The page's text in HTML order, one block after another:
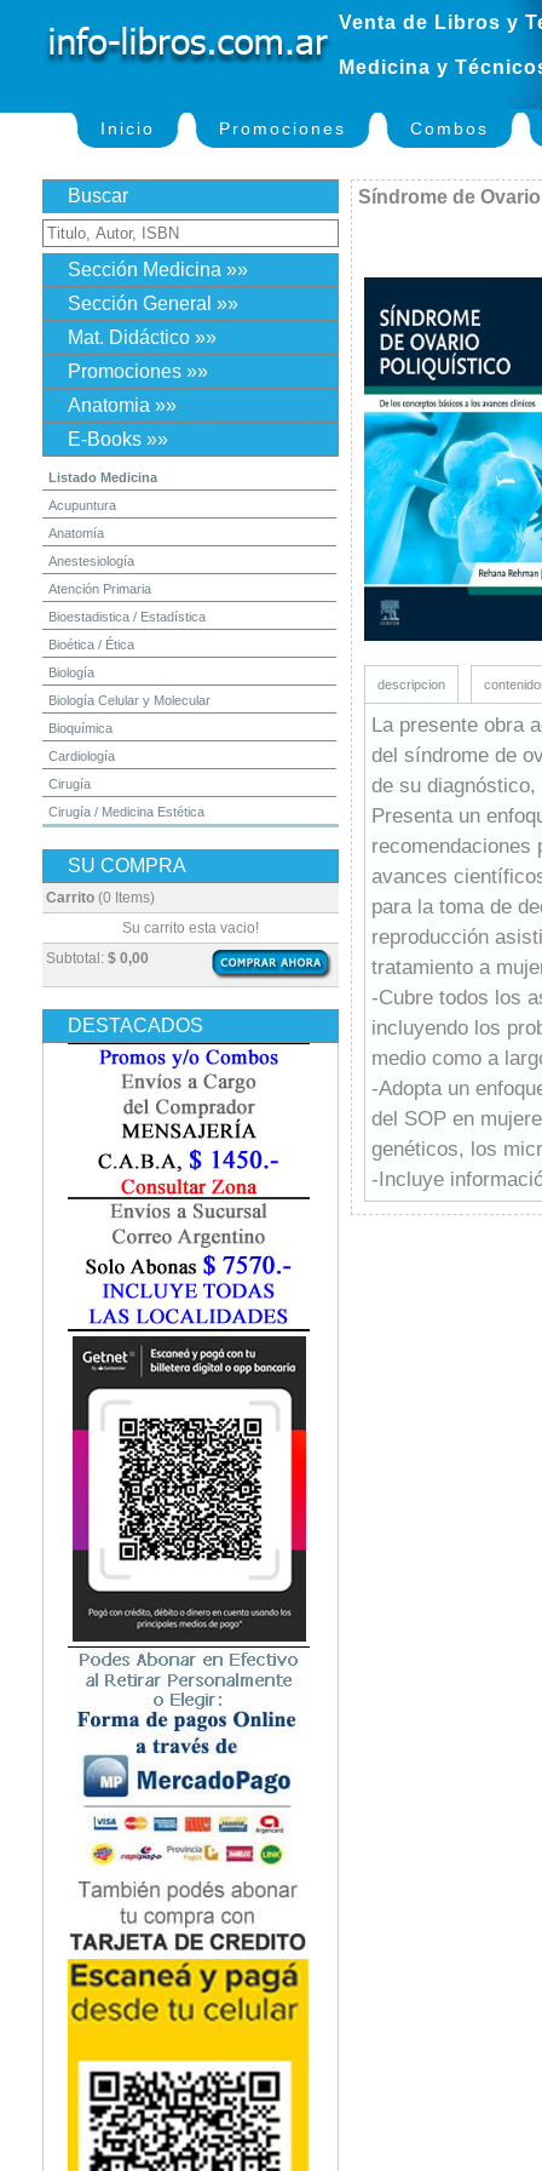
Venta de Libros y
Medicina y
Inicio Promociones Combos
Buscar
Sección Medicina »»
Sección General »»
Mat. Didáctico »»
Promociones »»
Anatomia »»
E-Books »»
Listado Medicina
Acupuntura
Anatomía
Anestesiología
Atención Primaria
Bioestadistica / Estadística
Bioética / Ética
Biología
Biología Celular y Molecular
Bioquímica
Cardiología
Cirugía
Cirugía / Medicina Estética
Dermatología
Diagnóstico por Imagen / Radiología
Embriología
Enfermería
Epidemiología
Farmacia / Farmacología
Fisiatría / Kinesiología
Fisiología / Fisiopatología
Fonoaudiología
Gastroenterología
Geriatría
Ginecología / Obstetricia
Hematología
Histología
Homeopatía
Infectología
Inmunología
Instrumentación Quirurgica
Medicina del Deporte / Rehabilitación
Medicina Emergencias / Urgencias
Medicina Forense / Legal
Medicina General
Medicina Interna
Microbiología
Nefrología
Neonatología / Pediatría
Neumología
Neuroanatomía / Neurociencia
Neurocirugía
Neurología
Nutrición
Odontología
Oftalmología
Oncología / Cuidados Paliativos
Ortopedía / Traumatología
Osteopatía
Otorrinolaringología
Podología
Psicología
Psiquiatría
Química
SU COMPRA
Carrito (0 Items)
Subtotal: $ 0,00
Su carrito esta vacio!
DESTACADOS
Síndrome de
descripcion
La presente obra
del síndrome de
de su
Presenta un
recomendaciones
avances
para la toma de
reproducción
tratamiento a
-Cubre todos los
incluyendo los
medio como a
-Adopta un
del SOP en
genéticos, los
-Incluye
de criterios